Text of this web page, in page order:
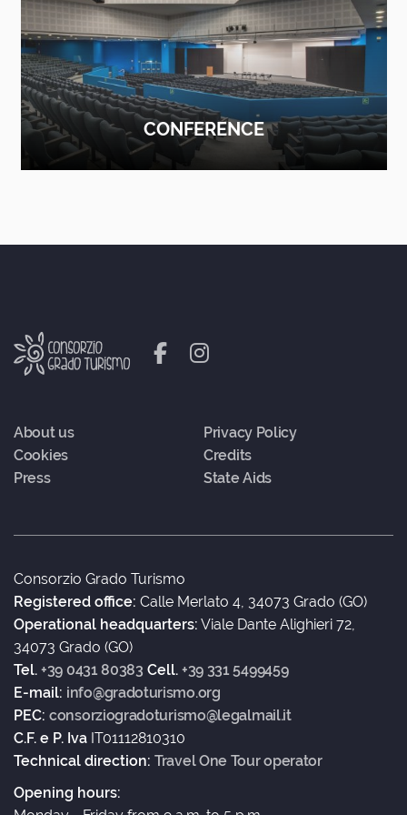
CONFERENCE
About us
Privacy Policy
Cookies
Credits
Press
State Aids
Consorzio Grado Turismo
Registered office: Calle Merlato 4, 34073 Grado (GO)
Operational headquarters: Viale Dante Alighieri 72,
34073 Grado (GO)
Tel. +39 0431 80383 Cell. +39 331 5499459
E-mail: info@gradoturismo.org
PEC: consorziogradoturismo@legalmail.it
C.F. e P. Iva IT01112810310
Technical direction: Travel One Tour operator
Opening hours: